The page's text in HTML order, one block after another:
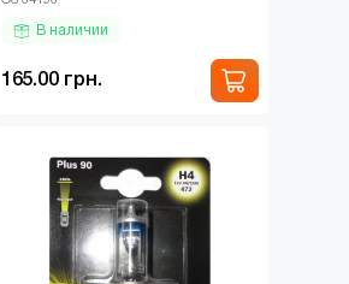
В наличии
165.00 грн.